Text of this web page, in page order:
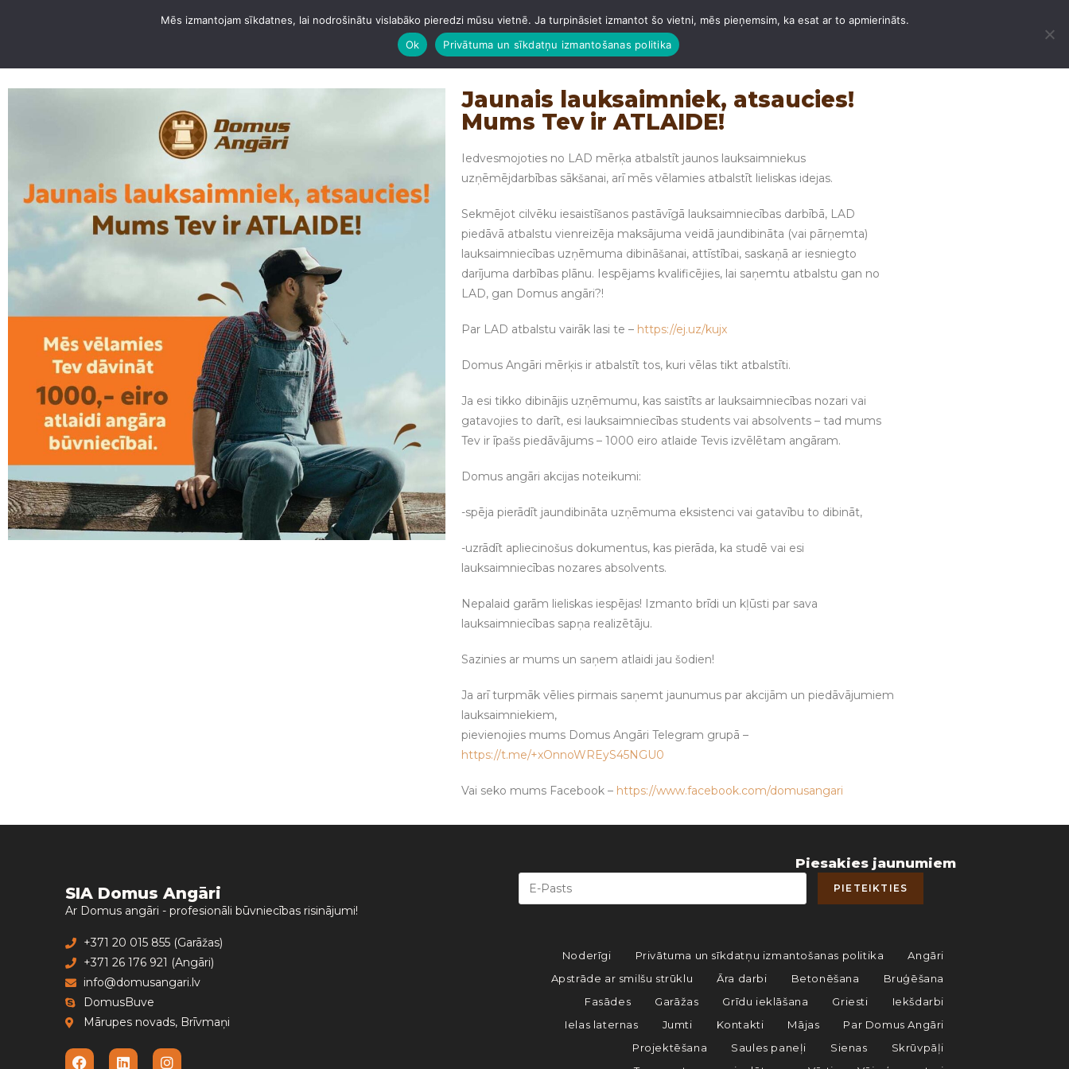
GARĀŽAS ANGĀRI BETONĒŠANA JUMTI
Jaunais lauksaimniek, atsaucies!
Mums Tev ir ATLAIDE!
Iedvesmojoties no LAD mērķa atbalstīt jaunos lauksaimniekus
uzņēmējdarbības sākšanai, arī mēs vēlamies atbalstīt lieliskas idejas.
Sekmējot cilvēku iesaistīšanos pastāvīgā lauksaimniecības darbībā, LAD
piedāvā atbalstu vienreizēja maksājuma veidā jaundibināta (vai pārņemta)
lauksaimniecības uzņēmuma dibināšanai, attīstībai, saskaņā ar iesniegto
darījuma darbības plānu. Iespējams kvalificējies, lai saņemtu atbalstu gan no
LAD, gan Domus angāri?!
Par LAD atbalstu vairāk lasi te – https://ej.uz/kujx
Domus Angāri mērķis ir atbalstīt tos, kuri vēlas tikt atbalstīti.
Ja esi tikko dibinājis uzņēmumu, kas saistīts ar lauksaimniecības nozari vai
gatavojies to darīt, esi lauksaimniecības students vai absolvents – tad mums
Tev ir īpašs piedāvājums – 1000 eiro atlaide Tevis izvēlētam angāram.
Domus angāri akcijas noteikumi:
-spēja pierādīt jaundibināta uzņēmuma eksistenci vai gatavību to dibināt,
-uzrādīt apliecinošus dokumentus, kas pierāda, ka studē vai esi
lauksaimniecības nozares absolvents.
Nepalaid garām lieliskas iespējas! Izmanto brīdi un kļūsti par sava
lauksaimniecības sapņa realizētāju.
Sazinies ar mums un saņem atlaidi jau šodien!
Ja arī turpmāk vēlies pirmais saņemt jaunumus par akcijām un piedāvājumiem
lauksaimniekiem,
pievienojies mums Domus Angāri Telegram grupā –
https://t.me/+xOnnoWREyS45NGU0
Vai seko mums Facebook – https://www.facebook.com/domusangari
SIA Domus Angāri
Ar Domus angāri - profesionāli būvniecības risinājumi!
+371 20 015 855 (Garāžas)
+371 26 176 921 (Angāri)
info@domusangari.lv
DomusBuve
Mārupes novads, Brīvmaņi
Piesakies jaunumiem
Noderīgi Privātuma un sīkdatņu izmantošanas politika
Angāri
Apstrāde ar smilšu strūklu
Āra darbi Betonēšana
Bruģēšana
Fasādes
Garāžas Grīdu ieklāšana Griesti
Iekšdarbi
Ielas laternas
Jumti Kontakti Mājas
Par Domus Angāri
Projektēšana
Saules paneļi Sienas
Skrūvpāļi
Mēs izmantojam sīkdatnes, lai nodrošinātu vislabāko pieredzi mūsu vietnē. Ja turpināsiet izmantot šo vietni, mēs pieņemsim, ka esat ar to apmierināts.
Ok
Privātuma un sīkdatņu izmantošanas politika